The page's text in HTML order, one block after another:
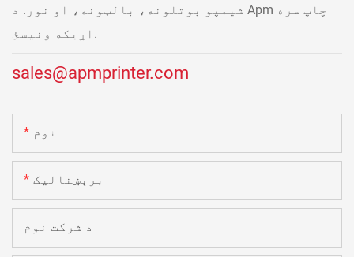
شیمپو بوتلونه، بالټونه، او نور. د Apm چاپ سره
اړیکه ونیسئ.
sales@apmprinter.com
نوم
برېښنالیک
د شرکت نوم